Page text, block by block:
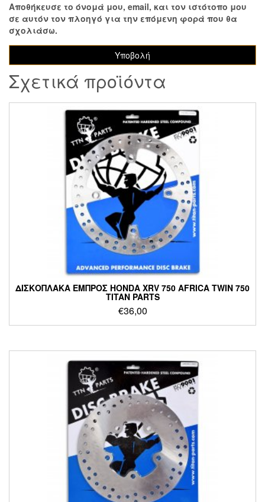
Αποθήκευσε το όνομά μου, email, και τον ιστότοπο μου
σε αυτόν τον πλοηγό για την επόμενη φορά που θα
σχολιάσω.
Σχετικά προϊόντα
ΔΙΣΚΟΠΛΑΚΑ ΕΜΠΡΟΣ HONDA XRV 750 AFRICA TWIN 750
TITAN PARTS
€36,00